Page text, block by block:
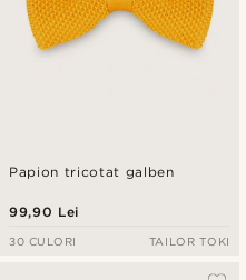
Papion tricotat galben
99,90 Lei
30 CULORI TAILOR TOKI